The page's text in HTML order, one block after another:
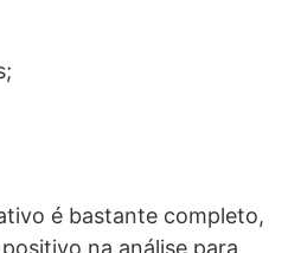
é bastante completo,
na análise para